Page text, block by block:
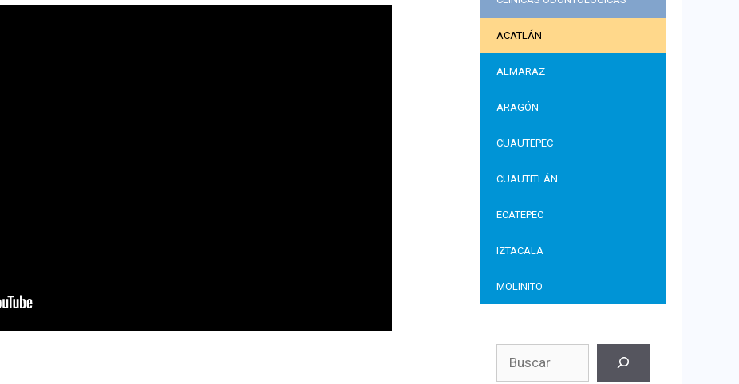
ACATLÁN
ALMARAZ
ARAGÓN
CUAUTEPEC
CUAUTITLÁN
ECATEPEC
IZTACALA
MOLINITO